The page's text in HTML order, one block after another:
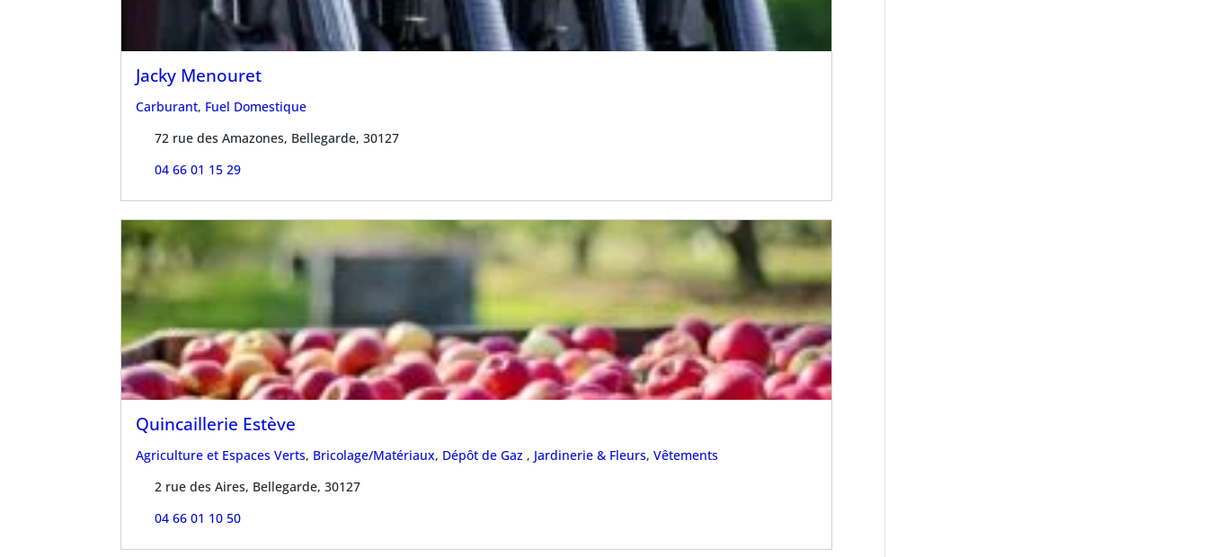
Jacky Menouret
Carburant, Fuel Domestique
72 rue des Amazones, Bellegarde, 30127
04 66 01 15 29
Quincaillerie Estève
Agriculture et Espaces Verts, Bricolage/Matériaux, Dépôt de Gaz , Jardinerie & Fleurs,Vêtements
2 rue des Aires, Bellegarde, 30127
04 66 01 10 50